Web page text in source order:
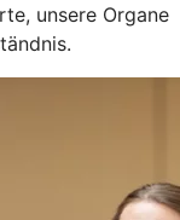
unsere Organe